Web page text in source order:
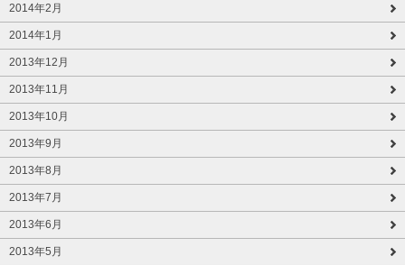
2014年2月
2014年1月
2013年12月
2013年11月
2013年10月
2013年9月
2013年8月
2013年7月
2013年6月
2013年5月